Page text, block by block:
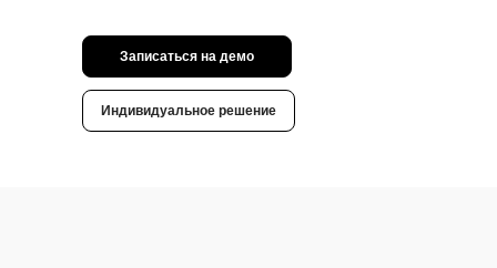
Записаться на демо
Индивидуальное решение